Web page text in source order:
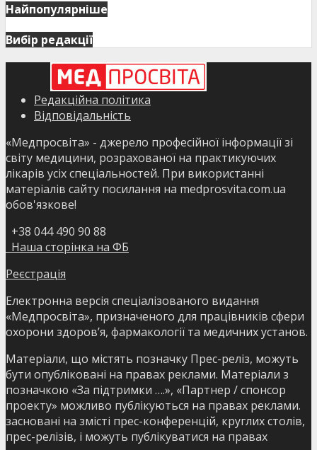
Найпопулярніше
Вибір редакції
Редакційна політика
Відповідальність
«Медпросвіта» - джерело професійної інформації зі
світу медицини, розрахованої на практикуючих
лікарів усіх спеціальностей. При використанні
матеріалів сайту посилання на medprosvita.com.ua
обов'язкове!
+38 044 490 90 88
Наша сторінка на ФБ
Реєстрація
Електронна версія спеціалізованого видання
«Медпросвіта», призначеного для працівників сфери
охорони здоров’я, фармакології та медичних установ.
Матеріали, що містять позначку Прес-реліз, можуть
бути опубліковані на правах реклами. Матеріали з
позначкою «За підтримки ….», «Партнер / спонсор
проекту» можливо публікуються на правах реклами.
засновані на змісті прес-конференцій, круглих столів,
прес-релізів, і можуть публікуватися на правах